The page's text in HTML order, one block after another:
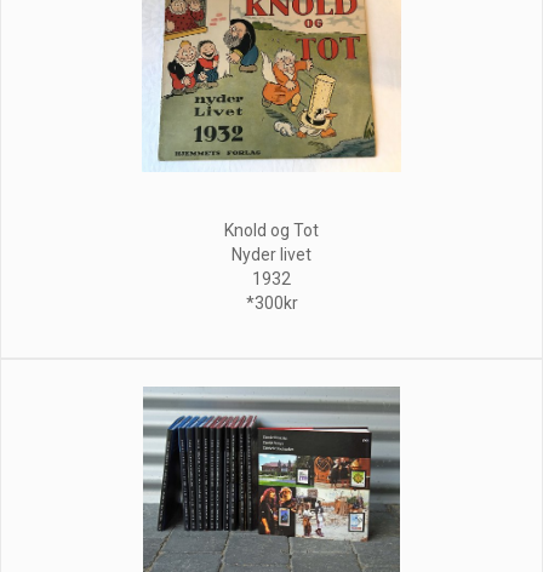
Knold og Tot
Nyder livet
1932
*300kr